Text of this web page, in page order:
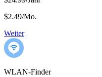
$2.49/Mo.
Weiter
WLAN-Finder